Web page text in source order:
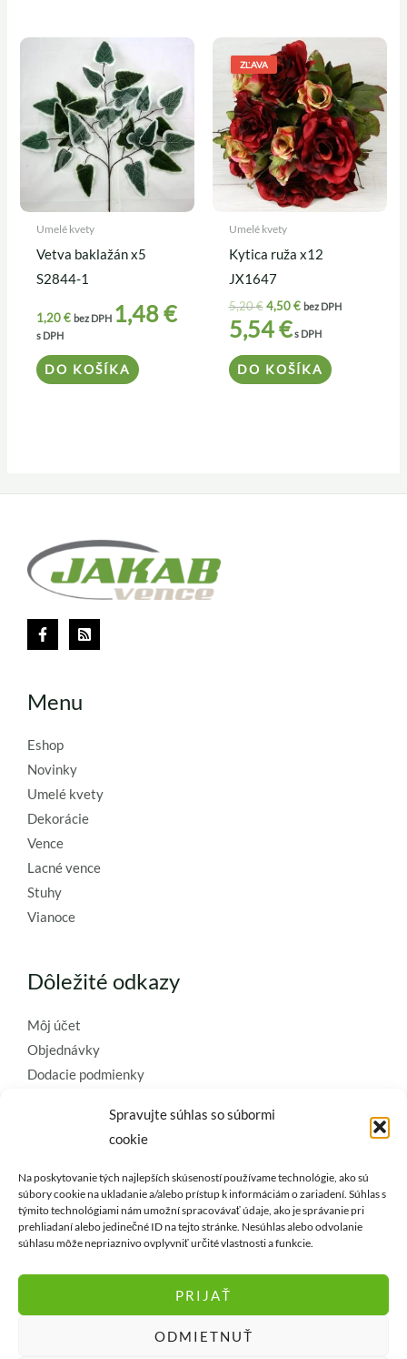
Spravujte súhlas so súbormi
cookie
Na poskytovanie tých najlepších skúseností používame technológie, ako sú
súbory cookie na ukladanie a/alebo prístup k informáciám o zariadení. Súhlas s
týmito technológiami nám umožní spracovávať údaje, ako je správanie pri
prehliadaní alebo jedinečné ID na tejto stránke. Nesúhlas alebo odvolanie
súhlasu môže nepriaznivo ovplyvniť určité vlastnosti a funkcie.
PRIJAŤ
ODMIETNUŤ
Umelé kvety
Vetva baklažán x5
S2844-1
1,20€ bez DPH 1,48€
s DPH
DO KOŠÍKA
ZĽAVA
Umelé kvety
Kytica ruža x12
JX1647
5,20€
Pôvodná
cena
bola:
5,20 €.
4,50€
Aktuálna
cena
je:
4,50 €.
bez DPH
5,54€s DPH
DO KOŠÍKA
Menu
Eshop
Novinky
Umelé kvety
Dekorácie
Vence
Lacné vence
Stuhy
Vianoce
Dôležité odkazy
Môj účet
Objednávky
Dodacie podmienky
Ochrana osobných údajov
Zásady používania súborov cookie
Kontaktujte nás a požiadajte o
najkvalitnejšie umelé kvety a
dekorácie..